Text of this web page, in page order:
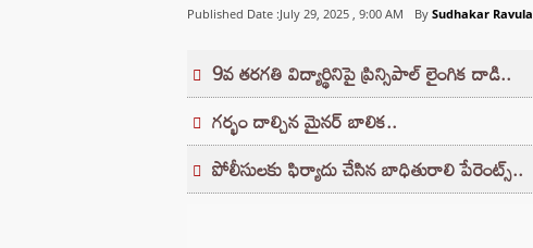
Published Date :July 29, 2025 , 9:00 AM By Sudhakar Ravula
9వ తరగతి విద్యార్థినిపై ప్రిన్సిపాల్ లైంగిక దాడి..
గర్భం దాల్చిన మైనర్ బాలిక..
పోలీసులకు ఫిర్యాదు చేసిన బాధితురాలి పేరెంట్స్..